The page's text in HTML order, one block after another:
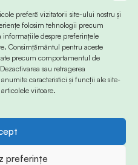
preferă vizitatorii site-ului nostru și
folosim tehnologii precum
informațiile despre preferințele
Consimțământul pentru aceste
precum comportamentul de
sau retragerea
caracteristici și funcții ale site-
viitoare.
preferințe
Est. All Rights Reserved.